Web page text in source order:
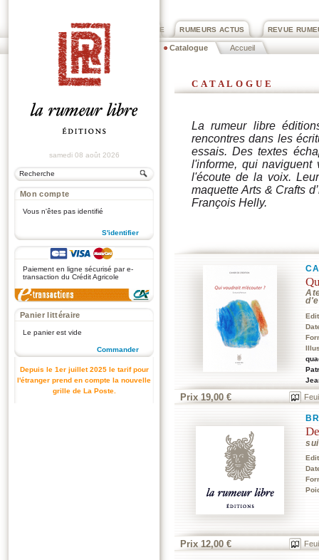
REVUE
RUMEURS ACTUS
PRIX ROGER DEXTRE
Catalogue Accueil
samedi 08 août 2026
Mon compte
Vous n'êtes pas identifié
S'identifier
Paiement en ligne sécurisé par e-
transaction du Crédit Agricole
Panier littéraire
Le panier est vide
Commander
Depuis le 1er juillet 2025 le tarif pour
l'étranger prend en compte la nouvelle
grille de La Poste.
catalogue
La rumeur libre
rencontres dans les
essais. Des textes
l'informe, qui naviguent
l'écoute de la voix.
maquette Arts & Crafts
François Helly.
Prix 19,00 €
Prix 12,00 €